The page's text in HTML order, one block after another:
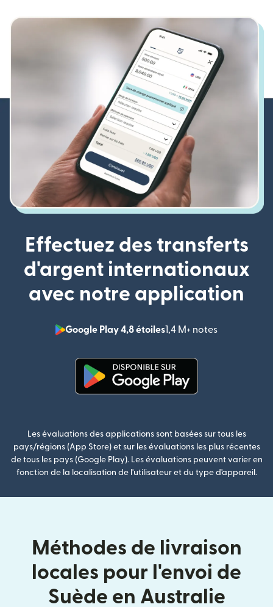
Effectuez des transferts
d'argent internationaux
avec notre application
Google Play 4,8 étoiles1,4 M+ notes
Les évaluations des applications sont basées sur tous les
pays/régions (App Store) et sur les évaluations les plus récentes
de tous les pays (Google Play). Les évaluations peuvent varier en
fonction de la localisation de l'utilisateur et du type d'appareil.
Méthodes de livraison
locales pour l'envoi de
Suède en Australie